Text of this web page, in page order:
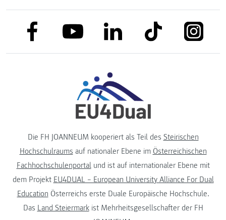
link to facebooklink to youtubelink to linkedinlink to tiktok
Die FH JOANNEUM kooperiert als Teil des Steirischen
Hochschulraums auf nationaler Ebene im Österreichischen
Fachhochschulenportalund ist auf internationaler Ebene mit
dem Projekt EU4DUAL – European University Alliance For Dual
Education Österreichs erste Duale Europäische Hochschule.
Das Land Steiermarkist Mehrheitsgesellschafter der FH